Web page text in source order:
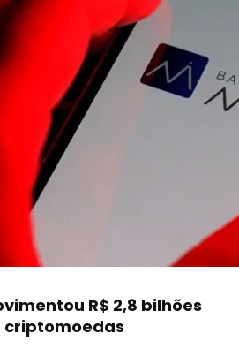
R$ 2,8 bilhões
criptomoedas